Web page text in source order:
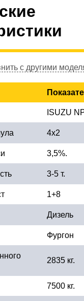
с другими
ISUZU
4x2
3,5%.
3-5 т.
1+8
Дизель
Фургон
2835 кг.
7500 кг.